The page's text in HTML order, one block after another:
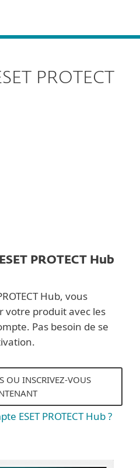
PROTECT
PROTECT Hub
Hub, vous
votre produit avec les
Pas besoin de se
OU INSCRIVEZ-VOUS
ESET PROTECT Hub ?